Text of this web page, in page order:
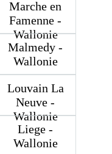
Marche en
Famenne -
Wallonie
Malmedy -
Wallonie
Louvain La
Neuve -
Wallonie
Liege -
Wallonie